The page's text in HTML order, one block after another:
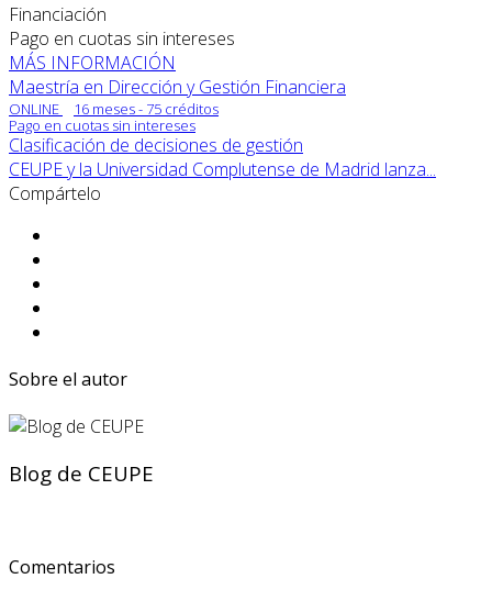
Financiación
Pago en cuotas sin intereses
MÁS INFORMACIÓN
Maestría en Dirección y Gestión Financiera
ONLINE
16 meses - 75 créditos
Pago en cuotas sin intereses
Clasificación de decisiones de gestión
CEUPE y la Universidad Complutense de Madrid lanza...
Compártelo
Sobre el autor
Blog de CEUPE
Comentarios